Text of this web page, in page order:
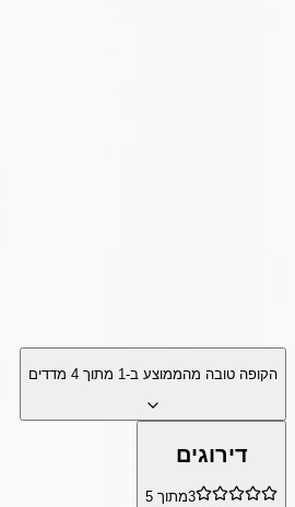
הקופה טובה מהממוצע ב-1 מתוך 4 מדדים
דירוגים
3מתוך 5